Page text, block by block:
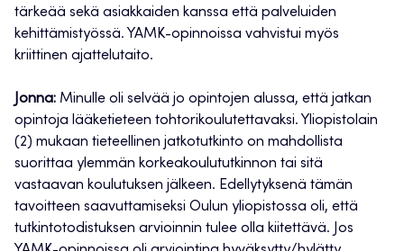
tärkeää sekä asiakkaiden kanssa että palveluiden
kehittämistyössä. YAMK-opinnoissa vahvistui myös
kriittinen ajattelutaito.
Jonna: Minulle oli selvää jo opintojen alussa, että jatkan
opintoja lääketieteen tohtorikoulutettavaksi. Yliopistolain
(2) mukaan tieteellinen jatkotutkinto on mahdollista
suorittaa ylemmän korkeakoulututkinnon tai sitä
vastaavan koulutuksen jälkeen. Edellytyksenä tämän
tavoitteen saavuttamiseksi Oulun yliopistossa oli, että
tutkintotodistuksen arvioinnin tulee olla kiitettävä. Jos